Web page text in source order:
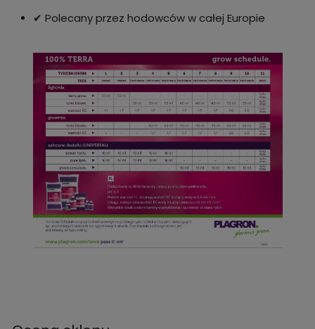
✔ Polecany przez hodowców w całej Europie